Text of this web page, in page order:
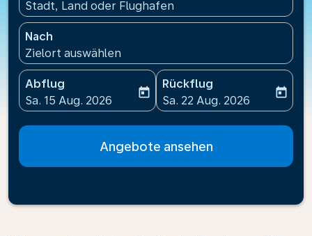
Stadt, Land oder Flughafen
Nach
Zielort auswählen
Abflug
fc-booking-departure-date-aria-label
Sa. 15 Aug. 2026
today
Rückflug
fc-booking-return-date-
Sa. 22 Aug. 2026
today
Angebote ansehen